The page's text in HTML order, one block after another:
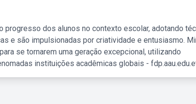
progresso dos alunos no contexto escolar, adotando
e são impulsionadas por criatividade e entusiasmo.
se tornarem uma geração excepcional, utilizando
instituições acadêmicas globais -